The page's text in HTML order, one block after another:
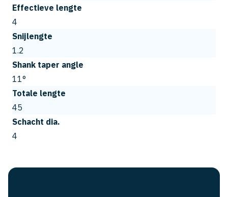
Effectieve lengte
4
Snijlengte
1.2
Shank taper angle
11°
Totale lengte
45
Schacht dia.
4